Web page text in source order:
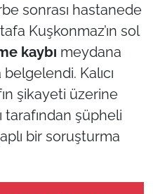
sonrası hastanede
Kuşkonmaz’ın sol
kaybı meydana
Kalıcı
şikayeti üzerine
tarafından şüpheli
bir soruşturma